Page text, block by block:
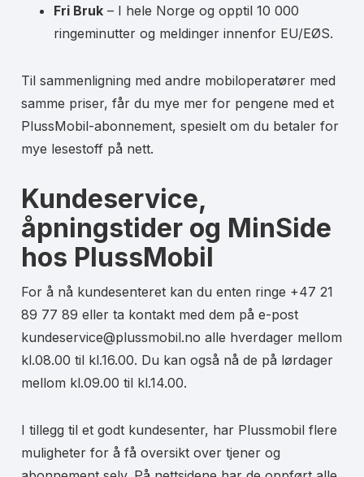
Fri Bruk – I hele Norge og opptil 10 000
ringeminutter og meldinger innenfor EU/EØS.
Til sammenligning med andre mobiloperatører med
samme priser, får du mye mer for pengene med et
PlussMobil-abonnement, spesielt om du betaler for
mye lesestoff på nett.
Kundeservice,
åpningstider og MinSide
hos PlussMobil
For å nå kundesenteret kan du enten ringe +47 21
89 77 89 eller ta kontakt med dem på e-post
kundeservice@plussmobil.no alle hverdager mellom
kl.08.00 til kl.16.00. Du kan også nå de på lørdager
mellom kl.09.00 til kl.14.00.
I tillegg til et godt kundesenter, har Plussmobil flere
muligheter for å få oversikt over tjener og